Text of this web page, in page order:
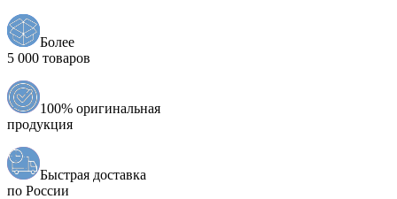
Более
5 000 товаров
100% оригинальная
продукция
Быстрая доставка
по России